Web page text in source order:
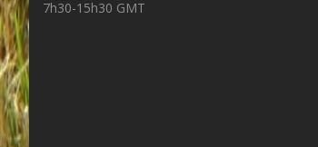
7h30-15h30 GMT